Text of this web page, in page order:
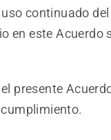
continuado
en este Acuerdo
presente